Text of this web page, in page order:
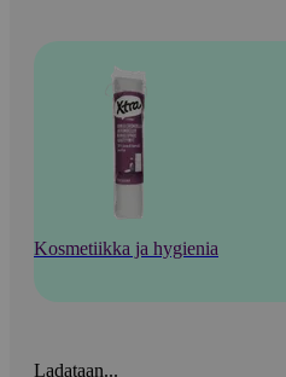
Kosmetiikka ja hygienia
Ladataan...